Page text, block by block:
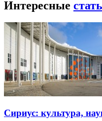
Интересные
Сириус: культура,